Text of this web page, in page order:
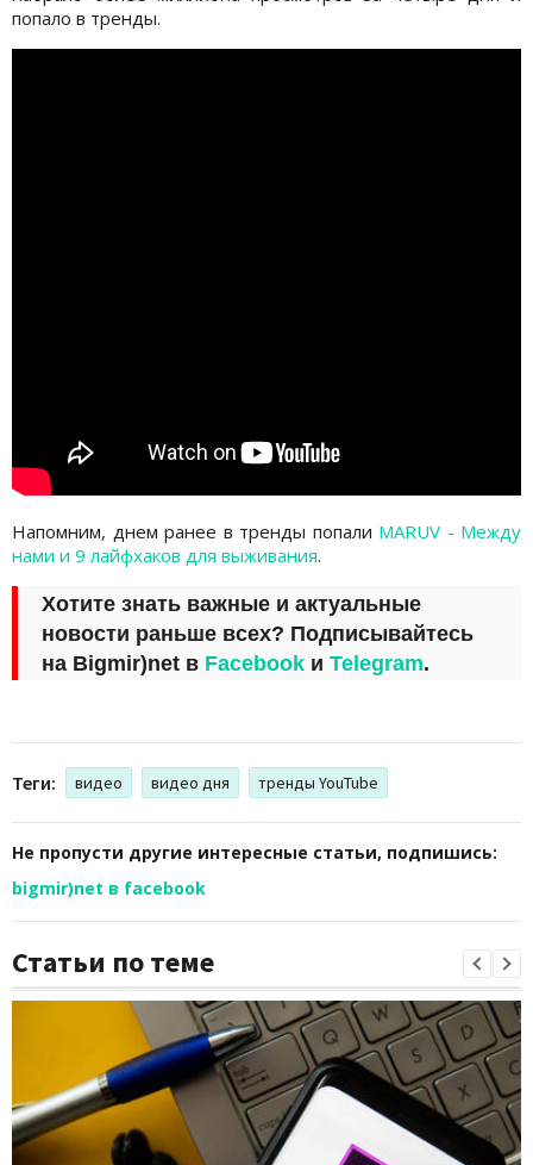
попало в тренды.
Напомним, днем ранее в тренды попали MARUV - Между
нами и 9 лайфхаков для выживания.
Хотите знать важные и актуальные
новости раньше всех? Подписывайтесь
на Bigmir)net в Facebook и Telegram.
Теги: видео видео дня тренды YouTube
Не пропусти другие интересные статьи, подпишись:
bigmir)net в facebook
Статьи по теме